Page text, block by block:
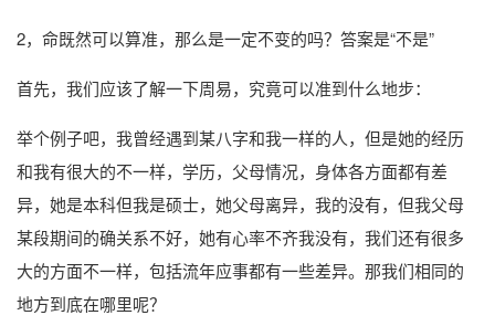
2，命既然可以算准，那么是一定不变的吗？答案是“不是”
首先，我们应该了解一下周易，究竟可以准到什么地步：
举个例子吧，我曾经遇到某八字和我一样的人，但是她的经历
和我有很大的不一样，学历，父母情况，身体各方面都有差
异，她是本科但我是硕士，她父母离异，我的没有，但我父母
某段期间的确关系不好，她有心率不齐我没有，我们还有很多
大的方面不一样，包括流年应事都有一些差异。那我们相同的
地方到底在哪里呢？